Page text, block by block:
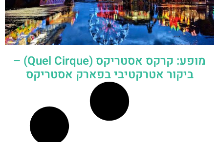
מופע: קרקס אסטריקס (Quel Cirque) –
ביקור אטרקטיבי בפארק אסטריקס